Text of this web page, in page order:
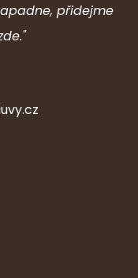
přidejme